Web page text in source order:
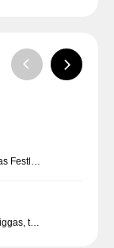
Dieses Modul bietet die Möglichkeit, durch das Festlegen von Zeitintervallen in der Belegbearbeitung, das Erzeugen dieser Belege manuell oder automatisiert ablaufen zu lassen. Sie müssen nur einmalig die Informationen und das Intervall bestimmen.
Abwicklungssystem für den Handel mit Flüssiggas, technischen und medizinischen Gasen, Kohlensäure, sonstigen Spezialgasen.